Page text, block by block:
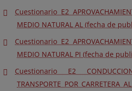
Cuestionario E2
MEDIO NATURAL AL (fecha de
Cuestionario E2
MEDIO NATURAL PI (fecha de
Cuestionario E2
TRANSPORTE POR